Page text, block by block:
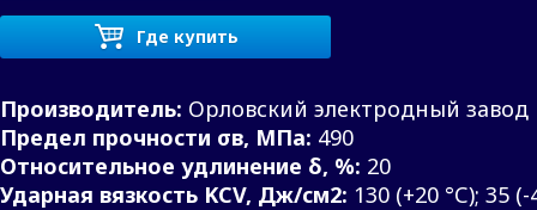
Где купить
Производитель: Орловский электродный завод
Предел прочности σв, МПа: 490
Относительное удлинение δ, %: 20
Ударная вязкость KCV, Дж/см2: 130 (+20 °С); 35 (-